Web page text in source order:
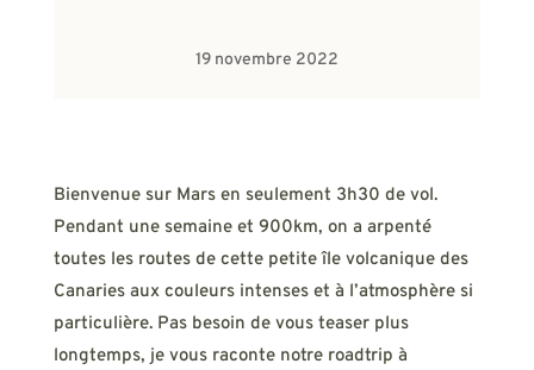
19 novembre 2022
Bienvenue sur Mars en seulement 3h30 de vol.
Pendant une semaine et 900km, on a arpenté
toutes les routes de cette petite île volcanique des
Canaries aux couleurs intenses et à l’atmosphère si
particulière. Pas besoin de vous teaser plus
longtemps, je vous raconte notre roadtrip à